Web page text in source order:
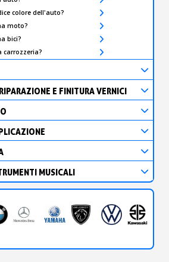
colore dell'auto?
moto?
bici?
carrozzeria?
E FINITURA VERNICI
MUSICALI